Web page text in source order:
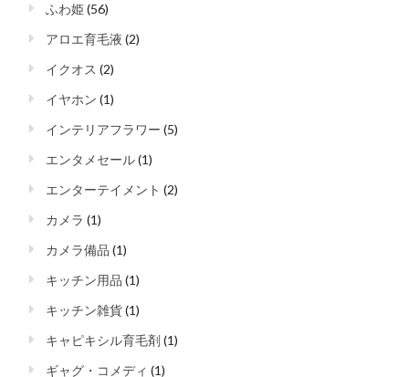
ふわ姫 (56)
アロエ育毛液 (2)
イクオス (2)
イヤホン (1)
インテリアフラワー (5)
エンタメセール(1)
エンターテイメント (2)
カメラ (1)
カメラ備品 (1)
キッチン用品 (1)
キッチン雑貨(1)
キャピキシル育毛剤 (1)
ギャグ・コメディ (1)